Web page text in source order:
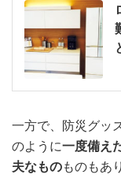
一方で、防災グッ
のように一度備え
夫なものものもあ